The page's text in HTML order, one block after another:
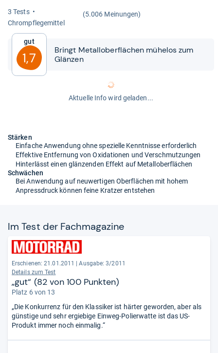
3 Tests
(5.006 Meinungen)
Chrompfle­ge­mit­tel
Gut
1,7
Bringt Metal­lo­ber­flä­chen mühe­los zum
Glän­zen
Aktuelle Info wird geladen...
Stärken
Einfache Anwendung ohne spezielle Kenntnisse erforderlich
Effektive Entfernung von Oxidationen und Verschmutzungen
Hinterlässt einen glänzenden Effekt auf Metalloberflächen
Schwächen
Bei Anwendung auf neuwertigen Oberflächen mit hohem
Anpressdruck können feine Kratzer entstehen
Im Test der Fach­ma­ga­zine
Erschienen: 21.01.2011
Ausgabe: 3/2011
Details zum Test
„gut“ (82 von 100 Punkten)
Platz 6 von 13
„Die Konkurrenz für den Klassiker ist härter geworden, aber als
günstige und sehr ergiebige Einweg-Polierwatte ist das US-
Produkt immer noch einmalig.“